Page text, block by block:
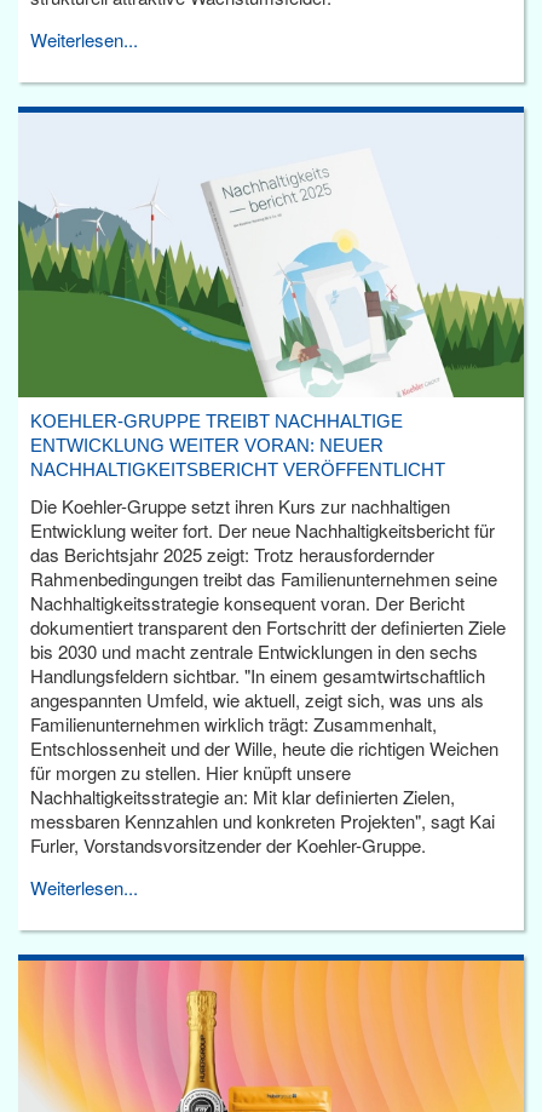
Weiterlesen...
KOEHLER-GRUPPE TREIBT NACHHALTIGE
ENTWICKLUNG WEITER VORAN: NEUER
NACHHALTIGKEITSBERICHT VERÖFFENTLICHT
Die Koehler-Gruppe setzt ihren Kurs zur nachhaltigen
Entwicklung weiter fort. Der neue Nachhaltigkeitsbericht für
das Berichtsjahr 2025 zeigt: Trotz herausfordernder
Rahmenbedingungen treibt das Familienunternehmen seine
Nachhaltigkeitsstrategie konsequent voran. Der Bericht
dokumentiert transparent den Fortschritt der definierten Ziele
bis 2030 und macht zentrale Entwicklungen in den sechs
Handlungsfeldern sichtbar. "In einem gesamtwirtschaftlich
angespannten Umfeld, wie aktuell, zeigt sich, was uns als
Familienunternehmen wirklich trägt: Zusammenhalt,
Entschlossenheit und der Wille, heute die richtigen Weichen
für morgen zu stellen. Hier knüpft unsere
Nachhaltigkeitsstrategie an: Mit klar definierten Zielen,
messbaren Kennzahlen und konkreten Projekten", sagt Kai
Furler, Vorstandsvorsitzender der Koehler-Gruppe.
Weiterlesen...